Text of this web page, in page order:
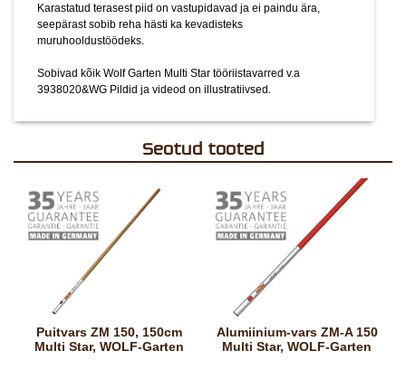
Karastatud terasest piid on vastupidavad ja ei paindu ära,
seepärast sobib reha hästi ka kevadisteks
muruhooldustöödeks.
Sobivad kõik Wolf Garten Multi Star tööriistavarred v.a
3938020&WG Pildid ja videod on illustratiivsed.
Seotud tooted
Puitvars ZM 150, 150cm
Multi Star, WOLF-Garten
Alumiinium-vars ZM-A 150
Multi Star, WOLF-Garten